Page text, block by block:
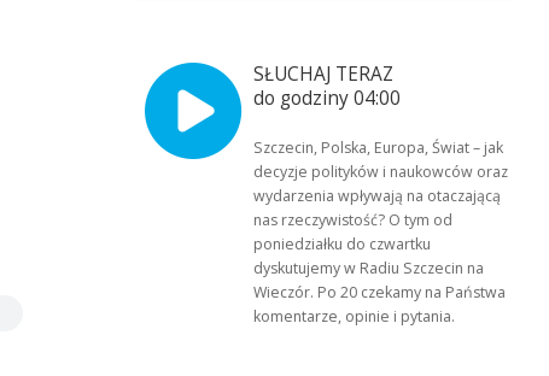
SŁUCHAJ TERAZ
do godziny 04:00
Szczecin, Polska, Europa, Świat – jak
decyzje polityków i naukowców oraz
wydarzenia wpływają na otaczającą
nas rzeczywistość? O tym od
poniedziałku do czwartku
dyskutujemy w Radiu Szczecin na
Wieczór. Po 20 czekamy na Państwa
komentarze, opinie i pytania.